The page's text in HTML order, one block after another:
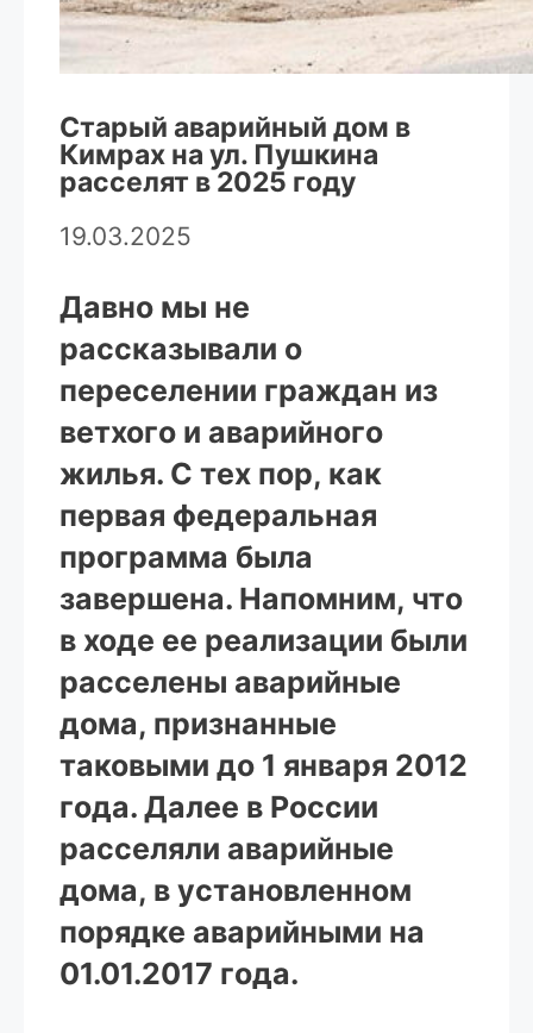
Старый аварийный дом в
Кимрах на ул. Пушкина
расселят в 2025 году
19.03.2025
Давно мы не
рассказывали о
переселении граждан из
ветхого и аварийного
жилья. С тех пор, как
первая федеральная
программа была
завершена. Напомним, что
в ходе ее реализации были
расселены аварийные
дома, признанные
таковыми до 1 января 2012
года. Далее в России
расселяли аварийные
дома, в установленном
порядке аварийными на
01.01.2017 года.